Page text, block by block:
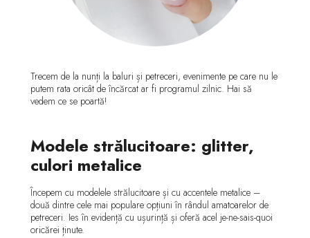
Trecem de la nunți la baluri și petreceri, evenimente pe care nu le
putem rata oricât de încărcat ar fi programul zilnic. Hai să
vedem ce se poartă!
Modele strălucitoare: glitter,
culori metalice
Începem cu modelele strălucitoare și cu accentele metalice –
două dintre cele mai populare opțiuni în rândul amatoarelor de
petreceri. Ies în evidență cu ușurință și oferă acel je-ne-sais-quoi
oricărei ținute.